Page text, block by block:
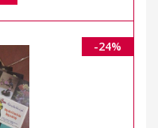
-24%